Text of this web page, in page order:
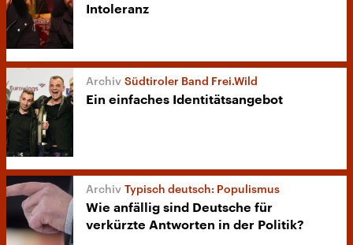
Intoleranz
Südtiroler Band Frei.Wild
Ein einfaches Identitätsangebot
Typisch deutsch: Populismus
Wie anfällig sind Deutsche für
verkürzte Antworten in der Politik?